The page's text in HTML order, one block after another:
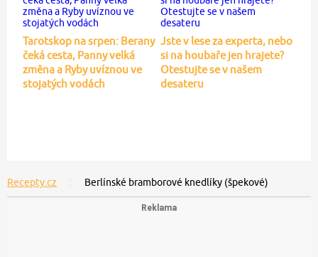
Tarotskop na srpen: Berany
čeká cesta, Panny velká
změna a Ryby uvíznou ve
stojatých vodách
Jste v lese za experta, nebo
si na houbaře jen hrajete?
Otestujte se v našem
desateru
Recepty.cz Berlínské bramborové knedlíky (špekové)